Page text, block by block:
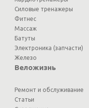
Силовые тренажеры
Фитнес
Массаж
Батуты
Электроника (запчасти)
Железо
Веложизнь
Ремонт и обслуживание
Статьи